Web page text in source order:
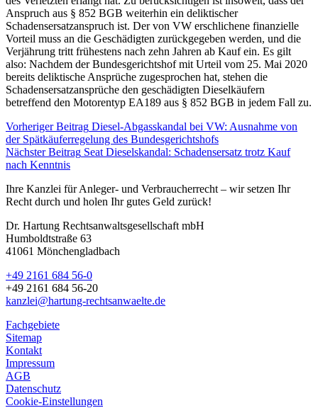
Anspruch aus § 852 BGB weiterhin ein deliktischer
Schadensersatzanspruch ist. Der von VW erschlichene finanzielle
Vorteil muss an die Geschädigten zurückgegeben werden, und die
Verjährung tritt frühestens nach zehn Jahren ab Kauf ein. Es gilt
also: Nachdem der Bundesgerichtshof mit Urteil vom 25. Mai 2020
bereits deliktische Ansprüche zugesprochen hat, stehen die
Schadensersatzansprüche den geschädigten Dieselkäufern
betreffend den Motorentyp EA189 aus § 852 BGB in jedem Fall zu.
Vorheriger Beitrag Diesel-Abgasskandal bei VW: Ausnahme von
der Spätkäuferregelung des Bundesgerichtshofs
Nächster Beitrag Seat Dieselskandal: Schadensersatz trotz Kauf
nach Kenntnis
Ihre Kanzlei für Anleger- und Verbraucherrecht – wir setzen Ihr
Recht durch und holen Ihr gutes Geld zurück!
Dr. Hartung Rechtsanwaltsgesellschaft mbH
Humboldtstraße 63
41061 Mönchengladbach
+49 2161 684 56-0
+49 2161 684 56-20
kanzlei@hartung-rechtsanwaelte.de
Fachgebiete
Sitemap
Kontakt
Impressum
AGB
Datenschutz
Cookie-Einstellungen